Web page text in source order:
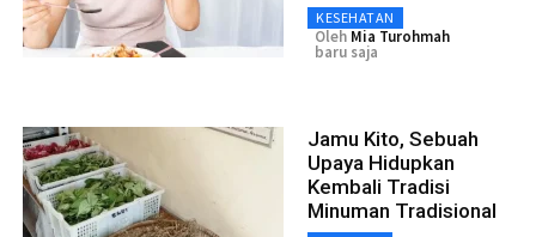
KESEHATAN
Oleh Mia Turohmah
baru saja
Jamu Kito, Sebuah
Upaya Hidupkan
Kembali Tradisi
Minuman Tradisional